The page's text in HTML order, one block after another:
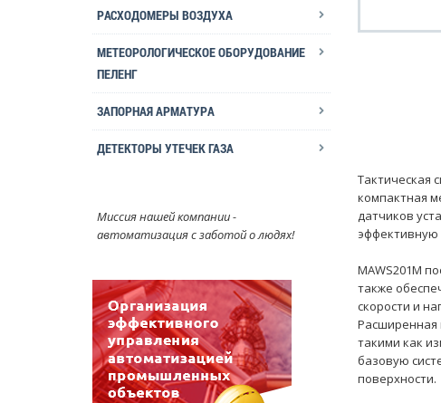
РАСХОДОМЕРЫ ВОЗДУХА
МЕТЕОРОЛОГИЧЕСКОЕ ОБОРУДОВАНИЕ
ПЕЛЕНГ
ЗАПОРНАЯ АРМАТУРА
ДЕТЕКТОРЫ УТЕЧЕК ГАЗА
Миссия нашей компании -
автоматизация с заботой о людях!
Тактическая
компактная
датчиков
эффективную
MAWS201M
также
скорости и
Расширенная
такими как
базовую
поверхности.